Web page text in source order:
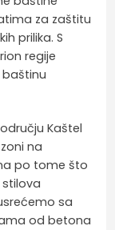
za zaštitu
prilika. S
regije
Kaštel
na
po tome što
sa
od betona